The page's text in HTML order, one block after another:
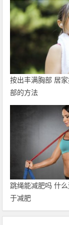
按出丰满胸部 居
部的方法
跳绳能减肥吗 什
于减肥